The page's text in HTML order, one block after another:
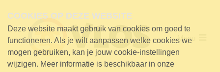
links
Jump
to
navigation
Jump
to
Menu
Over VLOS
Werking
COOKIES OP DEZE WEBSITE
Deze website maakt gebruik van cookies om goed te
functioneren. Als je wilt aanpassen welke cookies we
mogen gebruiken, kan je jouw cookie-instellingen
wijzigen. Meer informatie is beschikbaar in onze